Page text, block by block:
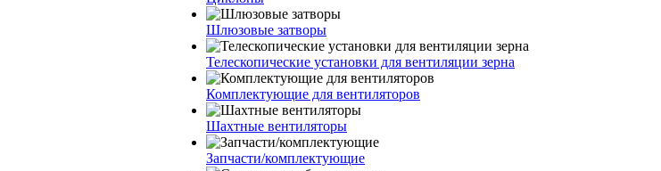
Шлюзовые затворы
Телескопические установки для вентиляции зерна
Комплектующие для вентиляторов
Шахтные вентиляторы
Запчасти/комплектующие